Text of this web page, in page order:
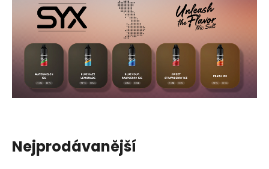
Nejprodávanější
a
j
í
t
?